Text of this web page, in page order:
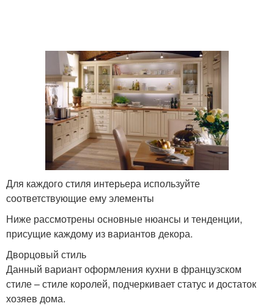
Для каждого стиля интерьера используйте
соответствующие ему элементы
Ниже рассмотрены основные нюансы и тенденции,
присущие каждому из вариантов декора.
Дворцовый стиль
Данный вариант оформления кухни в французском
стиле – стиле королей, подчеркивает статус и достаток
хозяев дома.